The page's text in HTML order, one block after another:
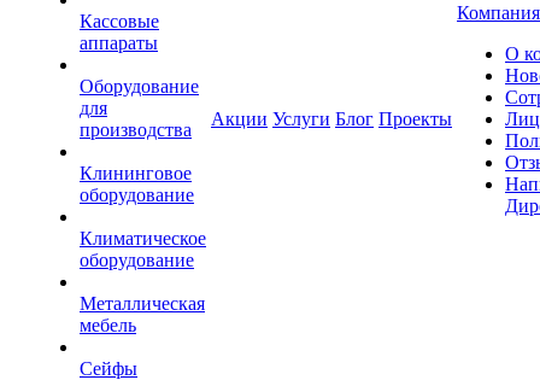
Кассовые
аппараты
Оборудование
для
производства
Клининговое
оборудование
Климатическое
оборудование
Металлическая
мебель
Сейфы
Акции Услуги Блог Проекты
Компания
О